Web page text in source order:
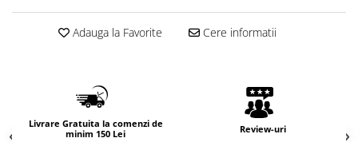
Adauga la Favorite Cere informatii
Livrare Gratuita la comenzi de
minim 150 Lei
Review-uri